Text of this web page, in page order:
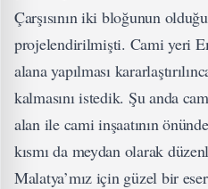
Çarşısının iki bloğunun
projelendirilmişti. Cami yeri
alana yapılması
kalmasını istedik. Şu anda
alan ile cami inşaatının
kısmı da meydan olarak
Malatya’mız için güzel bir